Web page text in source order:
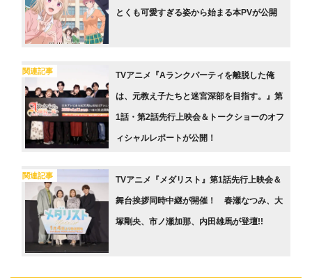
とくも可愛すぎる姿から始まる本PVが公開
関連記事 TVアニメ『Aランクパーティを離脱した俺
は、元教え子たちと迷宮深部を目指す。』第
1話・第2話先行上映会＆トークショーのオフ
ィシャルレポートが公開！
関連記事 TVアニメ『メダリスト』第1話先行上映会＆
舞台挨拶同時中継が開催！ 春瀬なつみ、大
塚剛央、市ノ瀬加那、内田雄馬が登壇!!